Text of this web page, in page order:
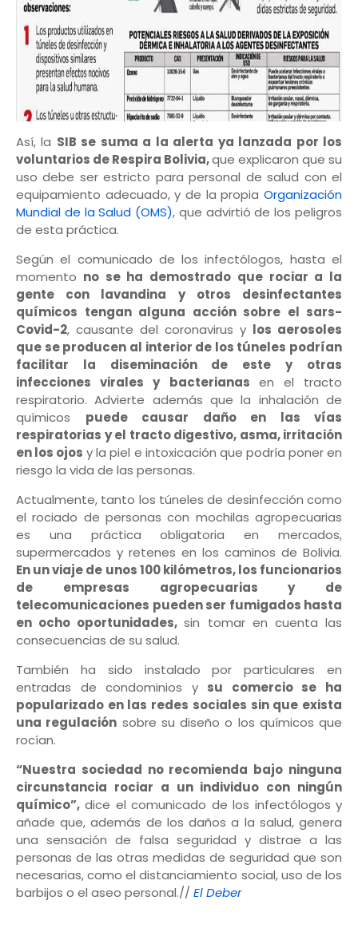
Así, la SIB se suma a la alerta ya lanzada por los
voluntarios de Respira Bolivia,que explicaron que su
uso debe ser estricto para personal de salud con el
equipamiento adecuado, y de la propia Organización
Mundial de la Salud (OMS), que advirtió de los peligros
de esta práctica.
Según el comunicado de los infectólogos, hasta el
momento no se ha demostrado que rociar a la
gente con lavandina y otros desinfectantes
químicos tengan alguna acción sobre el sars-
Covid-2, causante del coronavirus y los aerosoles
que se producen al interior de los túneles podrían
facilitar la diseminación de este y otras
infecciones virales y bacterianas en el tracto
respiratorio. Advierte además que la inhalación de
químicos puede causar daño en las vías
respiratorias y el tracto digestivo, asma, irritación
en los ojos y la piel e intoxicación que podría poner en
riesgo la vida de las personas.
Actualmente, tanto los túneles de desinfección como
el rociado de personas con mochilas agropecuarias
es una práctica obligatoria en mercados,
supermercados y retenes en los caminos de Bolivia.
En un viaje de unos 100 kilómetros, los funcionarios
de empresas agropecuarias y de
telecomunicaciones pueden ser fumigados hasta
en ocho oportunidades,sin tomar en cuenta las
consecuencias de su salud.
También ha sido instalado por particulares en
entradas de condominios y su comercio se ha
popularizado en las redes sociales sin que exista
una regulación sobre su diseño o los químicos que
rocían.
“Nuestra sociedad no recomienda bajo ninguna
circunstancia rociar a un individuo con ningún
químico”, dice el comunicado de los infectólogos y
añade que, además de los daños a la salud, genera
una sensación de falsa seguridad y distrae a las
personas de las otras medidas de seguridad que son
necesarias, como el distanciamiento social, uso de los
barbijos o el aseo personal.// El Deber